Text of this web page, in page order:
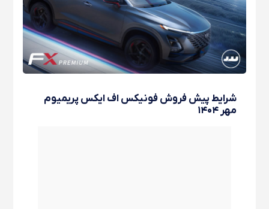
شرایط پیش فروش فونیکس اف ایکس پریمیوم
مهر ۱۴۰۴